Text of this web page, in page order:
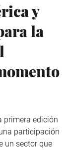
y
la
primera edición
participación
un sector que